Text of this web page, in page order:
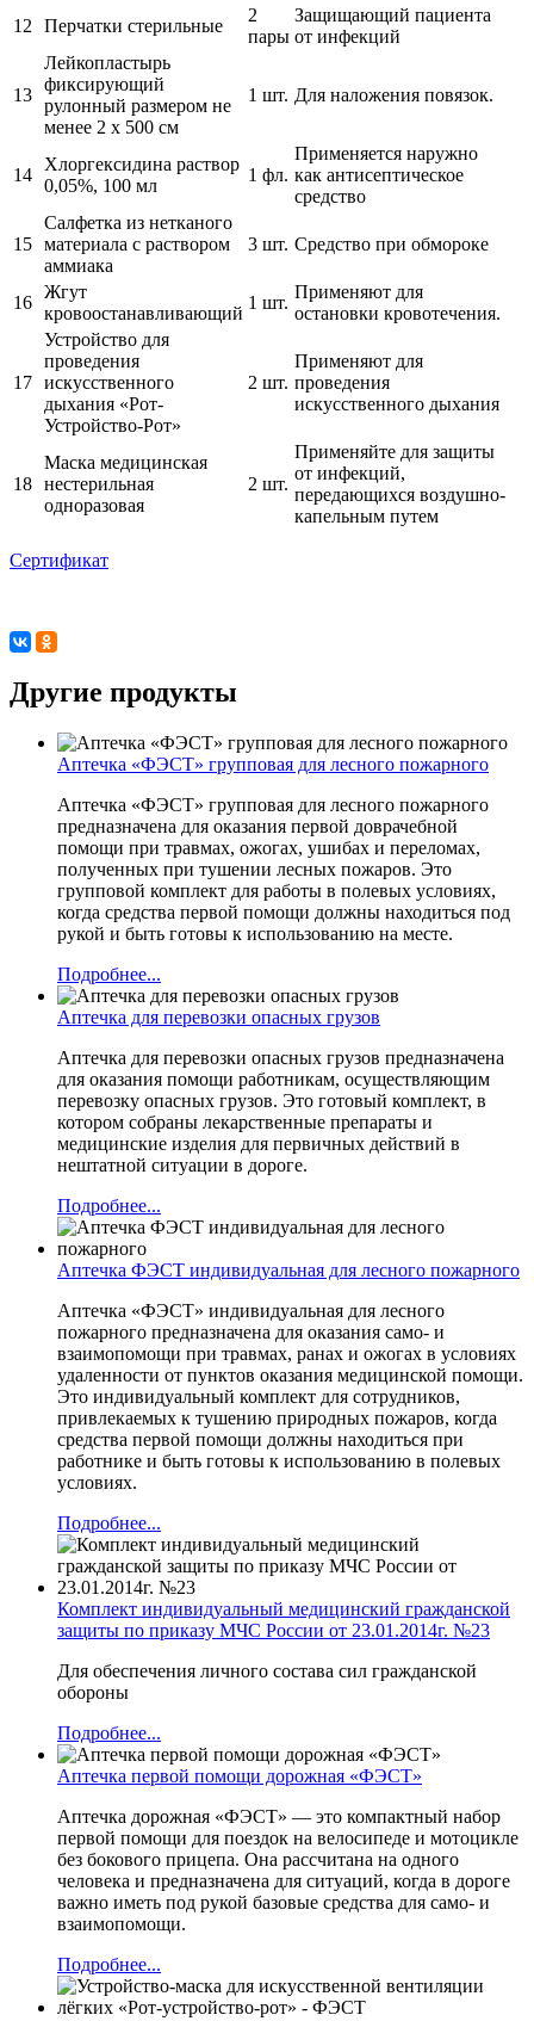
12 Перчатки стерильные
2
пары
Защищающий пациента
от инфекций
13
Лейкопластырь
фиксирующий
рулонный размером не
менее 2 х 500 см
1 шт. Для наложения повязок.
14
Хлоргексидина раствор
0,05%, 100 мл
1 фл.
Применяется наружно
как антисептическое
средство
15
Салфетка из нетканого
материала с раствором
аммиака
3 шт. Средство при обмороке
16
Жгут
кровоостанавливающий
1 шт.
Применяют для
остановки кровотечения.
17
Устройство для
проведения
искусственного
дыхания «Рот-
Устройство-Рот»
2 шт.
Применяют для
проведения
искусственного дыхания
18
Маска медицинская
нестерильная
одноразовая
2 шт.
Применяйте для защиты
от инфекций,
передающихся воздушно-
капельным путем
Сертификат
Другие продукты
Аптечка «ФЭСТ» групповая для лесного пожарного
Аптечка «ФЭСТ» групповая для лесного пожарного
предназначена для оказания первой доврачебной
помощи при травмах, ожогах, ушибах и переломах,
полученных при тушении лесных пожаров. Это
групповой комплект для работы в полевых условиях,
когда средства первой помощи должны находиться под
рукой и быть готовы к использованию на месте.
Подробнее...
Аптечка для перевозки опасных грузов
Аптечка для перевозки опасных грузов предназначена
для оказания помощи работникам, осуществляющим
перевозку опасных грузов. Это готовый комплект, в
котором собраны лекарственные препараты и
медицинские изделия для первичных действий в
нештатной ситуации в дороге.
Подробнее...
Аптечка ФЭСТ индивидуальная для лесного пожарного
Аптечка «ФЭСТ» индивидуальная для лесного
пожарного предназначена для оказания само- и
взаимопомощи при травмах, ранах и ожогах в условиях
удаленности от пунктов оказания медицинской помощи.
Это индивидуальный комплект для сотрудников,
привлекаемых к тушению природных пожаров, когда
средства первой помощи должны находиться при
работнике и быть готовы к использованию в полевых
условиях.
Подробнее...
Комплект индивидуальный медицинский гражданской
защиты по приказу МЧС России от 23.01.2014г. №23
Для обеспечения личного состава сил гражданской
обороны
Подробнее...
Аптечка первой помощи дорожная «ФЭСТ»
Аптечка дорожная «ФЭСТ» — это компактный набор
первой помощи для поездок на велосипеде и мотоцикле
без бокового прицепа. Она рассчитана на одного
человека и предназначена для ситуаций, когда в дороге
важно иметь под рукой базовые средства для само- и
взаимопомощи.
Подробнее...